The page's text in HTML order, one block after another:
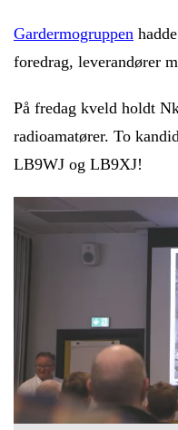
Gardermogruppen
foredrag, leverandører
På fredag kveld holdt
radioamatører. To
LB9WJ og LB9XJ!